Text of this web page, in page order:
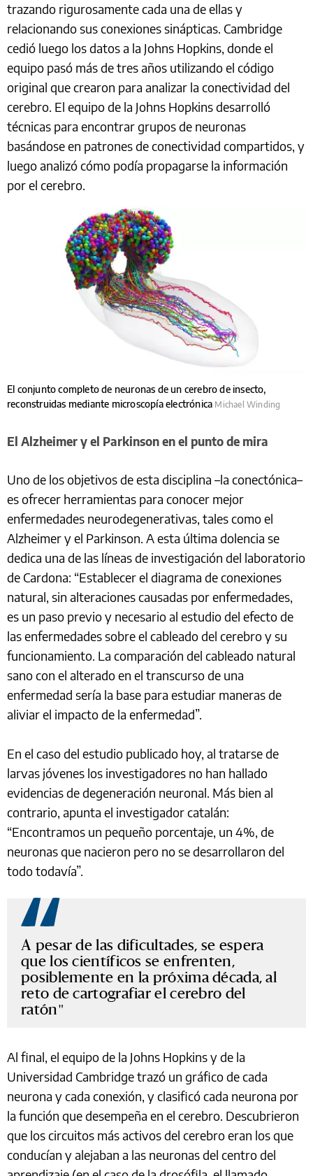
trazando rigurosamente cada una de ellas y
relacionando sus conexiones sinápticas. Cambridge
cedió luego los datos a la Johns Hopkins, donde el
equipo pasó más de tres años utilizando el código
original que crearon para analizar la conectividad del
cerebro. El equipo de la Johns Hopkins desarrolló
técnicas para encontrar grupos de neuronas
basándose en patrones de conectividad compartidos, y
luego analizó cómo podía propagarse la información
por el cerebro.
El conjunto completo de neuronas de un cerebro de insecto,
reconstruidas mediante microscopía electrónica Michael Winding
El Alzheimer y el Parkinson en el punto de mira
Uno de los objetivos de esta disciplina –la conectónica–
es ofrecer herramientas para conocer mejor
enfermedades neurodegenerativas, tales como el
Alzheimer y el Parkinson. A esta última dolencia se
dedica una de las líneas de investigación del laboratorio
de Cardona: “Establecer el diagrama de conexiones
natural, sin alteraciones causadas por enfermedades,
es un paso previo y necesario al estudio del efecto de
las enfermedades sobre el cableado del cerebro y su
funcionamiento. La comparación del cableado natural
sano con el alterado en el transcurso de una
enfermedad sería la base para estudiar maneras de
aliviar el impacto de la enfermedad”.
En el caso del estudio publicado hoy, al tratarse de
larvas jóvenes los investigadores no han hallado
evidencias de degeneración neuronal. Más bien al
contrario, apunta el investigador catalán:
“Encontramos un pequeño porcentaje, un 4%, de
neuronas que nacieron pero no se desarrollaron del
todo todavía”.
A pesar de las dificultades, se espera
que los científicos se enfrenten,
posiblemente en la próxima década, al
reto de cartografiar el cerebro del
ratón
Al final, el equipo de la Johns Hopkins y de la
Universidad Cambridge trazó un gráfico de cada
neurona y cada conexión, y clasificó cada neurona por
la función que desempeña en el cerebro. Descubrieron
que los circuitos más activos del cerebro eran los que
conducían y alejaban a las neuronas del centro del